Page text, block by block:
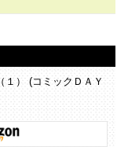
１） (コミックＤＡＹ